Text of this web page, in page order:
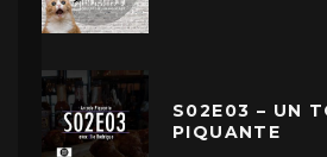
S02E03 – UN
PIQUANTE